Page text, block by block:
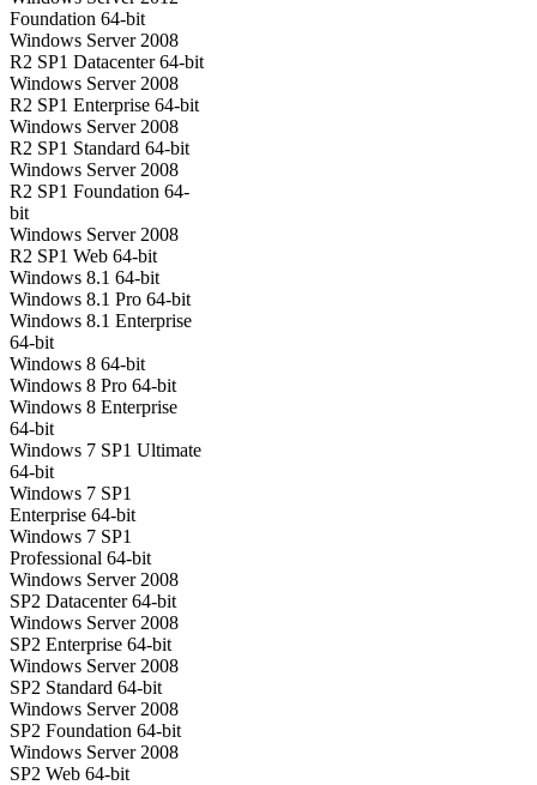
Foundation 64-bit
Windows Server 2008
R2 SP1 Datacenter 64-bit
Windows Server 2008
R2 SP1 Enterprise 64-bit
Windows Server 2008
R2 SP1 Standard 64-bit
Windows Server 2008
R2 SP1 Foundation 64-
bit
Windows Server 2008
R2 SP1 Web 64-bit
Windows 8.1 64-bit
Windows 8.1 Pro 64-bit
Windows 8.1 Enterprise
64-bit
Windows 8 64-bit
Windows 8 Pro 64-bit
Windows 8 Enterprise
64-bit
Windows 7 SP1 Ultimate
64-bit
Windows 7 SP1
Enterprise 64-bit
Windows 7 SP1
Professional 64-bit
Windows Server 2008
SP2 Datacenter 64-bit
Windows Server 2008
SP2 Enterprise 64-bit
Windows Server 2008
SP2 Standard 64-bit
Windows Server 2008
SP2 Foundation 64-bit
Windows Server 2008
SP2 Web 64-bit